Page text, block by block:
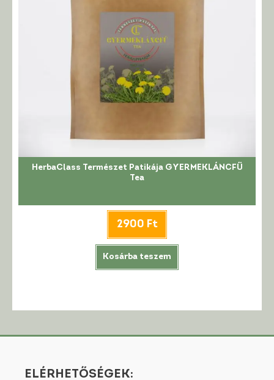
HerbaClass Természet Patikája GYERMEKLÁNCFŰ
Tea
2900 Ft
Kosárba teszem
ELÉRHETŐSÉGEK: